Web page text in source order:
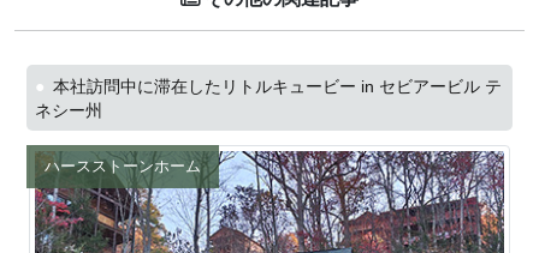
本社訪問中に滞在したリトルキュービー in セビアービル テ
ネシー州
ハースストーンホーム